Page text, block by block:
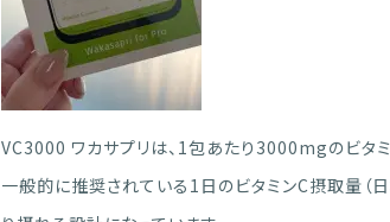
VC3000 ワカサプリは、1包あたり3000mgのビタ
一般的に推奨されている1日のビタミンC摂取量（